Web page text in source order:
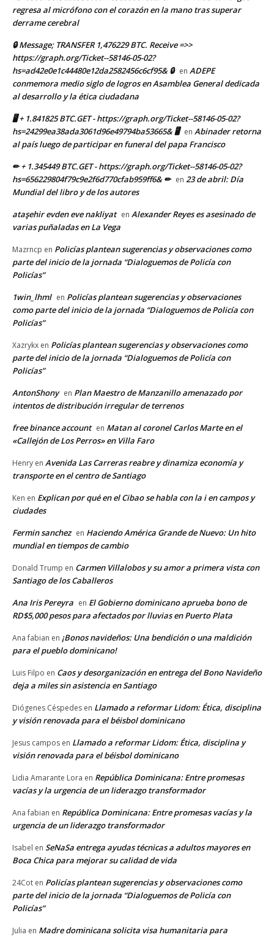
regresa al micrófono con el corazón en la mano tras superar
derrame cerebral
🔒 Message; TRANSFER 1,476229 BTC. Receive =>>
https://graph.org/Ticket--58146-05-02?
hs=ad42e0e1c44480e12da2582456c6cf95& 🔒 en ADEPE
conmemora medio siglo de logros en Asamblea General dedicada
al desarrollo y la ética ciudadana
🖥 + 1.841825 BTC.GET - https://graph.org/Ticket--58146-05-02?
hs=24299ea38ada3061d96e49794ba53665& 🖥 en Abinader retorna
al país luego de participar en funeral del papa Francisco
✏ + 1.345449 BTC.GET - https://graph.org/Ticket--58146-05-02?
hs=656229804f79c9e2f6d770cfab959ff6& ✏ en 23 de abril: Día
Mundial del libro y de los autores
ataşehir evden eve nakliyat en Alexander Reyes es asesinado de
varias puñaladas en La Vega
Mazrncp en Policías plantean sugerencias y observaciones como
parte del inicio de la jornada “Dialoguemos de Policía con
Policías”
1win_lhml en Policías plantean sugerencias y observaciones
como parte del inicio de la jornada “Dialoguemos de Policía con
Policías”
Xazrykx en Policías plantean sugerencias y observaciones como
parte del inicio de la jornada “Dialoguemos de Policía con
Policías”
AntonShony en Plan Maestro de Manzanillo amenazado por
intentos de distribución irregular de terrenos
free binance account en Matan al coronel Carlos Marte en el
«Callejón de Los Perros» en Villa Faro
Henry en Avenida Las Carreras reabre y dinamiza economía y
transporte en el centro de Santiago
Ken en Explican por qué en el Cibao se habla con la i en campos y
ciudades
Fermin sanchez en Haciendo América Grande de Nuevo: Un hito
mundial en tiempos de cambio
Donald Trump en Carmen Villalobos y su amor a primera vista con
Santiago de los Caballeros
Ana Iris Pereyra en El Gobierno dominicano aprueba bono de
RD$5,000 pesos para afectados por lluvias en Puerto Plata
Ana fabian en ¡Bonos navideños: Una bendición o una maldición
para el pueblo dominicano!
Luis Filpo en Caos y desorganización en entrega del Bono Navideño
deja a miles sin asistencia en Santiago
Diógenes Céspedes en Llamado a reformar Lidom: Ética, disciplina
y visión renovada para el béisbol dominicano
Jesus campos en Llamado a reformar Lidom: Ética, disciplina y
visión renovada para el béisbol dominicano
Lidia Amarante Lora en República Dominicana: Entre promesas
vacías y la urgencia de un liderazgo transformador
Ana fabian en República Dominicana: Entre promesas vacías y la
urgencia de un liderazgo transformador
Isabel en SeNaSa entrega ayudas técnicas a adultos mayores en
Boca Chica para mejorar su calidad de vida
24Cot en Policías plantean sugerencias y observaciones como
parte del inicio de la jornada “Dialoguemos de Policía con
Policías”
Julia en Madre dominicana solicita visa humanitaria para